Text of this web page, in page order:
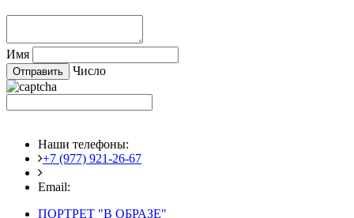
Имя
Число
Наши телефоны:
+7 (977) 921-26-67
Email:
ПОРТРЕТ "В ОБРАЗЕ"